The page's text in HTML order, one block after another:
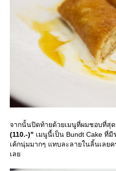
จากนั้นปิดท้ายด้วยเมนูที่ผมชอบที่สุ
(110.-)" เมนูนี้เป็น Bundt Cake ที่
เค้กนุ่มมากๆ แทบละลายในลิ้นเล
เล